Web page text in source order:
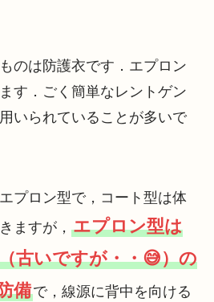
のは防護衣です．エプロン
す．ごく簡単なレントゲン
いられていることが多いで
プロン型で，コート型は体
ますが， エプロン型は
古いですが・・😅）の
備で，線源に背中を向ける